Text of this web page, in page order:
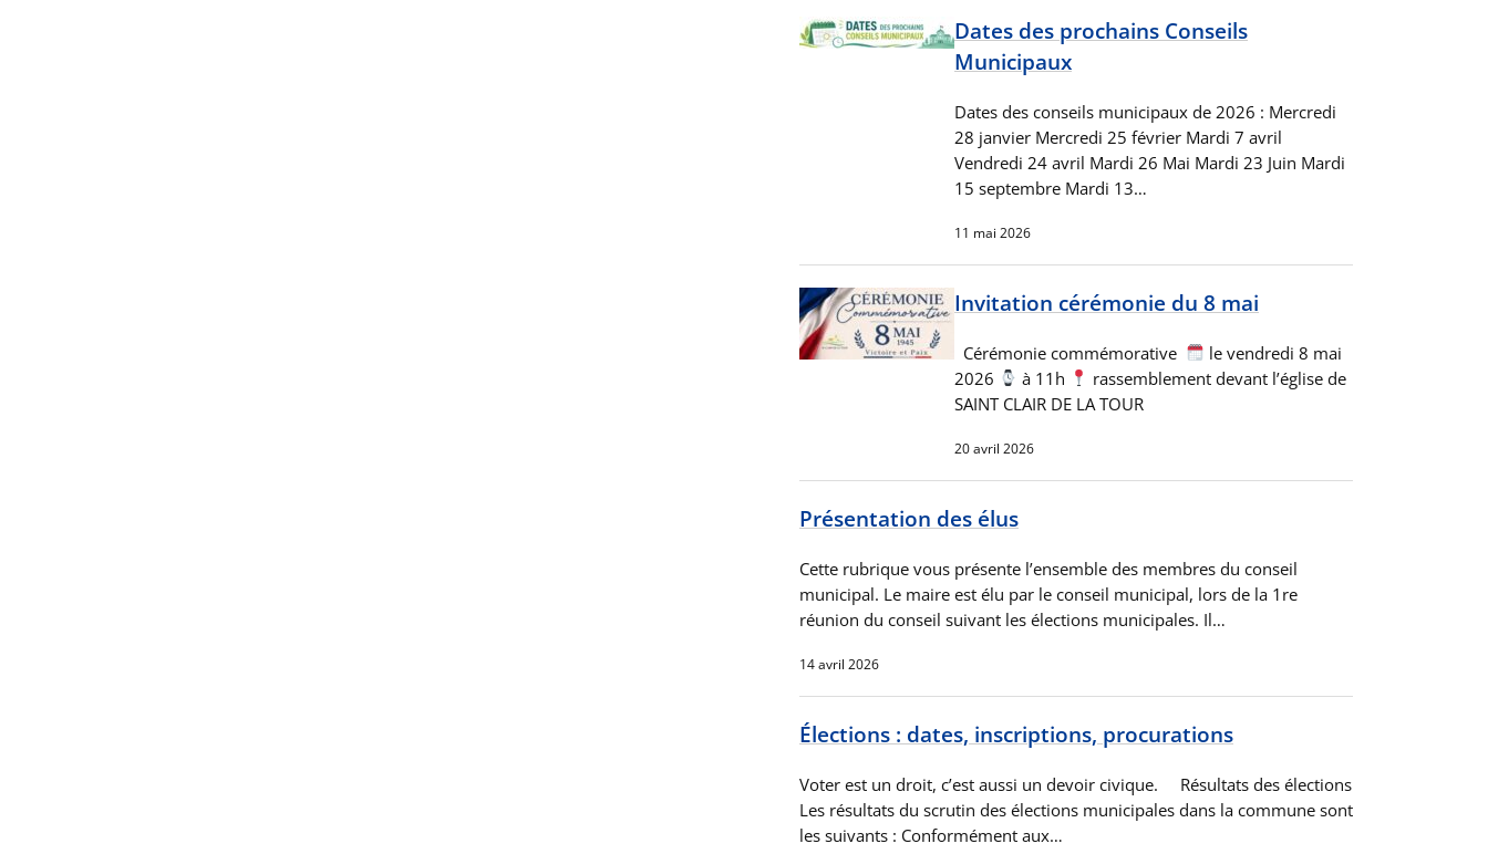
Dates des prochains Conseils
Municipaux
Dates des conseils municipaux de 2026 : Mercredi
28 janvier Mercredi 25 février Mardi 7 avril
Vendredi 24 avril Mardi 26 Mai Mardi 23 Juin Mardi
15 septembre Mardi 13…
11 mai 2026
Invitation cérémonie du 8 mai
Cérémonie commémorative
le vendredi 8 mai
2026
à 11h
rassemblement devant l’église de
SAINT CLAIR DE LA TOUR
20 avril 2026
Présentation des élus
Cette rubrique vous présente l’ensemble des membres du conseil
municipal. Le maire est élu par le conseil municipal, lors de la 1re
réunion du conseil suivant les élections municipales. Il…
14 avril 2026
Élections : dates, inscriptions, procurations
Voter est un droit, c’est aussi un devoir civique. Résultats des élections
Les résultats du scrutin des élections municipales dans la commune sont
les suivants : Conformément aux…